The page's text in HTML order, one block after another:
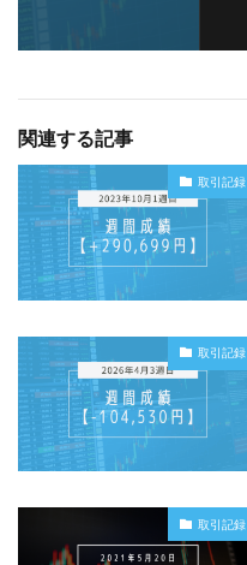
関連する記事
取引記録
取引記録
取引記録